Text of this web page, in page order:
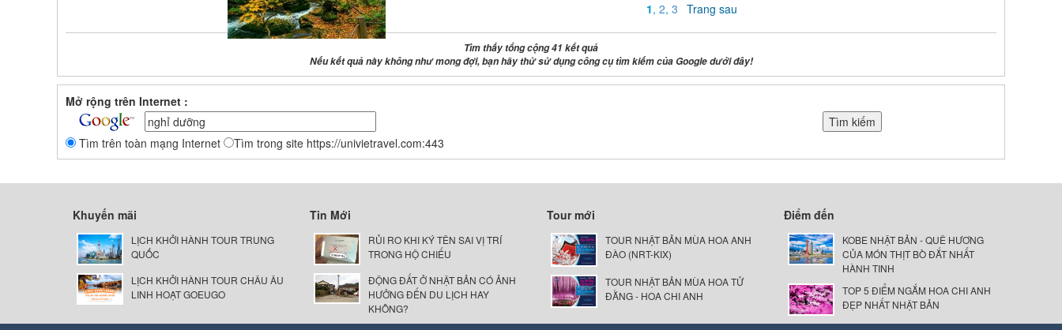
1, 2, 3 Trang sau
Tìm thấy tổng cộng 41 kết quả
Nếu kết quả này không như mong đợi, bạn hãy thử sử dụng công cụ tìm kiếm của Google dưới đây!
Mở rộng trên Internet :
Tìm trên toàn mạng Internet Tìm trong site https://univietravel.com:443
Khuyến mãi
LỊCH KHỞI HÀNH TOUR TRUNG
QUỐC
LỊCH KHỞI HÀNH TOUR CHÂU ÂU
LINH HOẠT GOEUGO
Tin Mới
RỦI RO KHI KÝ TÊN SAI VỊ TRÍ
TRONG HỘ CHIẾU
ĐỘNG ĐẤT Ở NHẬT BẢN CÓ ẢNH
HƯỞNG ĐẾN DU LỊCH HAY
KHÔNG?
Tour mới
TOUR NHẬT BẢN MÙA HOA ANH
ĐÀO (NRT-KIX)
TOUR NHẬT BẢN MÙA HOA TỬ
ĐẰNG - HOA CHI ANH
Điểm đến
KOBE NHẬT BẢN - QUÊ HƯƠNG
CỦA MÓN THỊT BÒ ĐẮT NHẤT
HÀNH TINH
TOP 5 ĐIỂM NGẮM HOA CHI ANH
ĐẸP NHẤT NHẬT BẢN